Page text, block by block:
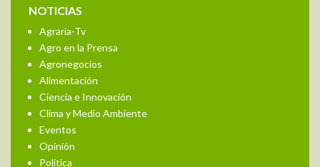
NOTICIAS
Agraria-Tv
Agro en la Prensa
Agronegocios
Alimentación
Ciencia e Innovación
Clima y Medio Ambiente
Eventos
Opinión
Política